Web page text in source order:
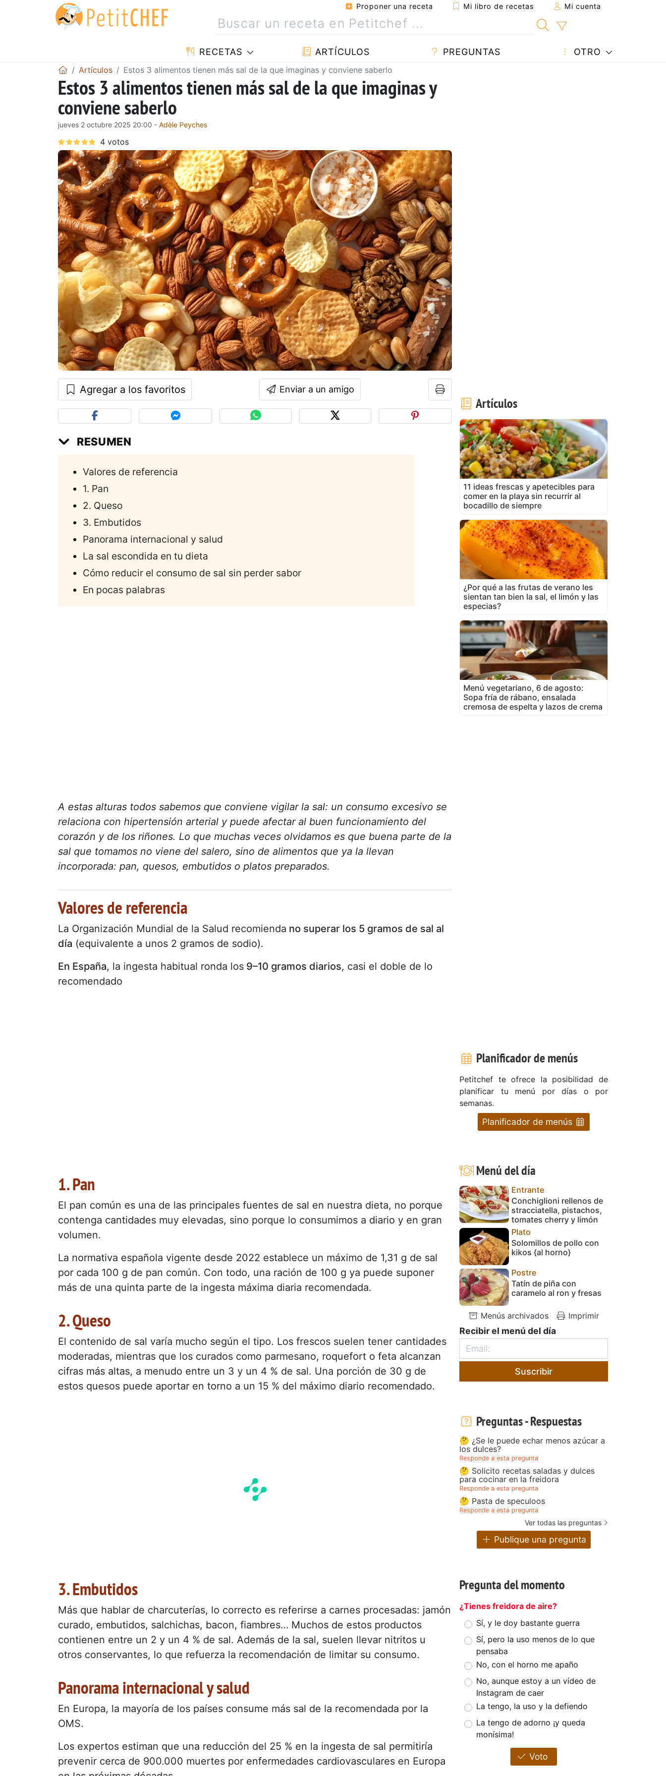
Proponer una receta Mi libro de recetas Mi cuenta
RECETAS ARTÍCULOS PREGUNTAS OTRO
Artículos Estos 3 alimentos tienen más sal de la que imaginas y conviene saberlo
Estos 3 alimentos tienen más sal de la que imaginas y
conviene saberlo
jueves 2 octubre 2025 20:00 - Adèle Peyches
Agregar a los favoritos Enviar a un amigo
RESUMEN
Valores de referencia
1. Pan
2. Queso
3. Embutidos
Panorama internacional y salud
La sal escondida en tu dieta
Cómo reducir el consumo de sal sin perder sabor
En pocas palabras
A estas alturas todos sabemos que conviene vigilar la sal: un consumo excesivo se
relaciona con hipertensión arterial y puede afectar al buen funcionamiento del
corazón y de los riñones. Lo que muchas veces olvidamos es que buena parte de la
sal que tomamos no viene del salero, sino de alimentos que ya la llevan
incorporada: pan, quesos, embutidos o platos preparados.
Valores de referencia
La Organización Mundial de la Salud recomienda no superar los 5 gramos de sal al
día (equivalente a unos 2 gramos de sodio).
En España, la ingesta habitual ronda los 9–10 gramos diarios, casi el doble de lo
recomendado
1. Pan
El pan común es una de las principales fuentes de sal en nuestra dieta, no porque
contenga cantidades muy elevadas, sino porque lo consumimos a diario y en gran
volumen.
La normativa española vigente desde 2022 establece un máximo de 1,31 g de sal
por cada 100 g de pan común. Con todo, una ración de 100 g ya puede suponer
más de una quinta parte de la ingesta máxima diaria recomendada.
2. Queso
El contenido de sal varía mucho según el tipo. Los frescos suelen tener cantidades
moderadas, mientras que los curados como parmesano, roquefort o feta alcanzan
cifras más altas, a menudo entre un 3 y un 4 % de sal. Una porción de 30 g de
estos quesos puede aportar en torno a un 15 % del máximo diario recomendado.
3. Embutidos
Más que hablar de charcuterías, lo correcto es referirse a carnes procesadas: jamón
curado, embutidos, salchichas, bacon, fiambres… Muchos de estos productos
contienen entre un 2 y un 4 % de sal. Además de la sal, suelen llevar nitritos u
otros conservantes, lo que refuerza la recomendación de limitar su consumo.
Panorama internacional y salud
En Europa, la mayoría de los países consume más sal de la recomendada por la
OMS.
Los expertos estiman que una reducción del 25 % en la ingesta de sal permitiría
prevenir cerca de 900.000 muertes por enfermedades cardiovasculares en Europa
Artículos
11 ideas frescas y apetecibles para
comer en la playa sin recurrir al
bocadillo de siempre
¿Por qué a las frutas de verano les
sientan tan bien la sal, el limón y las
especias?
Menú vegetariano, 6 de agosto:
Sopa fría de rábano, ensalada
cremosa de espelta y lazos de crema
Planificador de menús
Petitchef te ofrece la posibilidad de
planificar tu menú por días o por
semanas.
Planificador de menús
Menú del día
Entrante
Conchiglioni rellenos de
stracciatella, pistachos,
tomates cherry y limón
Plato
Solomillos de pollo con
kikos {al horno}
Postre
Tatín de piña con
caramelo al ron y fresas
Menús archivados Imprimir
Recibir el menú del día
Suscribir
Preguntas - Respuestas
🤔 ¿Se le puede echar menos azúcar a
los dulces?
Responde a esta pregunta
🤔 Solicito recetas saladas y dulces
para cocinar en la freidora
Responde a esta pregunta
🤔 Pasta de speculoos
Responde a esta pregunta
Ver todas las preguntas
Publique una pregunta
Pregunta del momento
¿Tienes freidora de aire?
Sí, y le doy bastante guerra
Sí, pero la uso menos de lo que
pensaba
No, con el horno me apaño
No, aunque estoy a un vídeo de
Instagram de caer
La tengo, la uso y la defiendo
La tengo de adorno ¡y queda
monísima!
Voto